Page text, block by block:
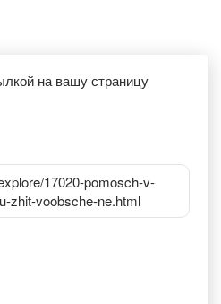
на вашу страницу
17020-pomosch-v-
zhit-voobsche-ne.html